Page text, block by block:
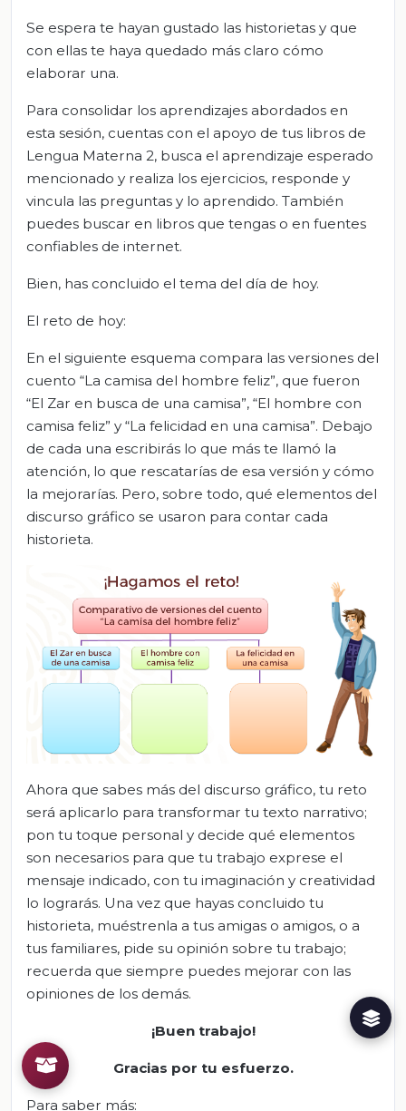
Se espera te hayan gustado las historietas y que
con ellas te haya quedado más claro cómo
elaborar una.
Para consolidar los aprendizajes abordados en
esta sesión, cuentas con el apoyo de tus libros de
Lengua Materna 2, busca el aprendizaje esperado
mencionado y realiza los ejercicios, responde y
vincula las preguntas y lo aprendido. También
puedes buscar en libros que tengas o en fuentes
confiables de internet.
Bien, has concluido el tema del día de hoy.
El reto de hoy:
En el siguiente esquema compara las versiones del
cuento “La camisa del hombre feliz”, que fueron
“El Zar en busca de una camisa”, “El hombre con
camisa feliz” y “La felicidad en una camisa”. Debajo
de cada una escribirás lo que más te llamó la
atención, lo que rescatarías de esa versión y cómo
la mejorarías. Pero, sobre todo, qué elementos del
discurso gráfico se usaron para contar cada
historieta.
Ahora que sabes más del discurso gráfico, tu reto
será aplicarlo para transformar tu texto narrativo;
pon tu toque personal y decide qué elementos
son necesarios para que tu trabajo exprese el
mensaje indicado, con tu imaginación y creatividad
lo lograrás. Una vez que hayas concluido tu
historieta, muéstrenla a tus amigas o amigos, o a
tus familiares, pide su opinión sobre tu trabajo;
recuerda que siempre puedes mejorar con las
opiniones de los demás.
¡Buen trabajo!
Gracias por tu esfuerzo.
Para saber más: